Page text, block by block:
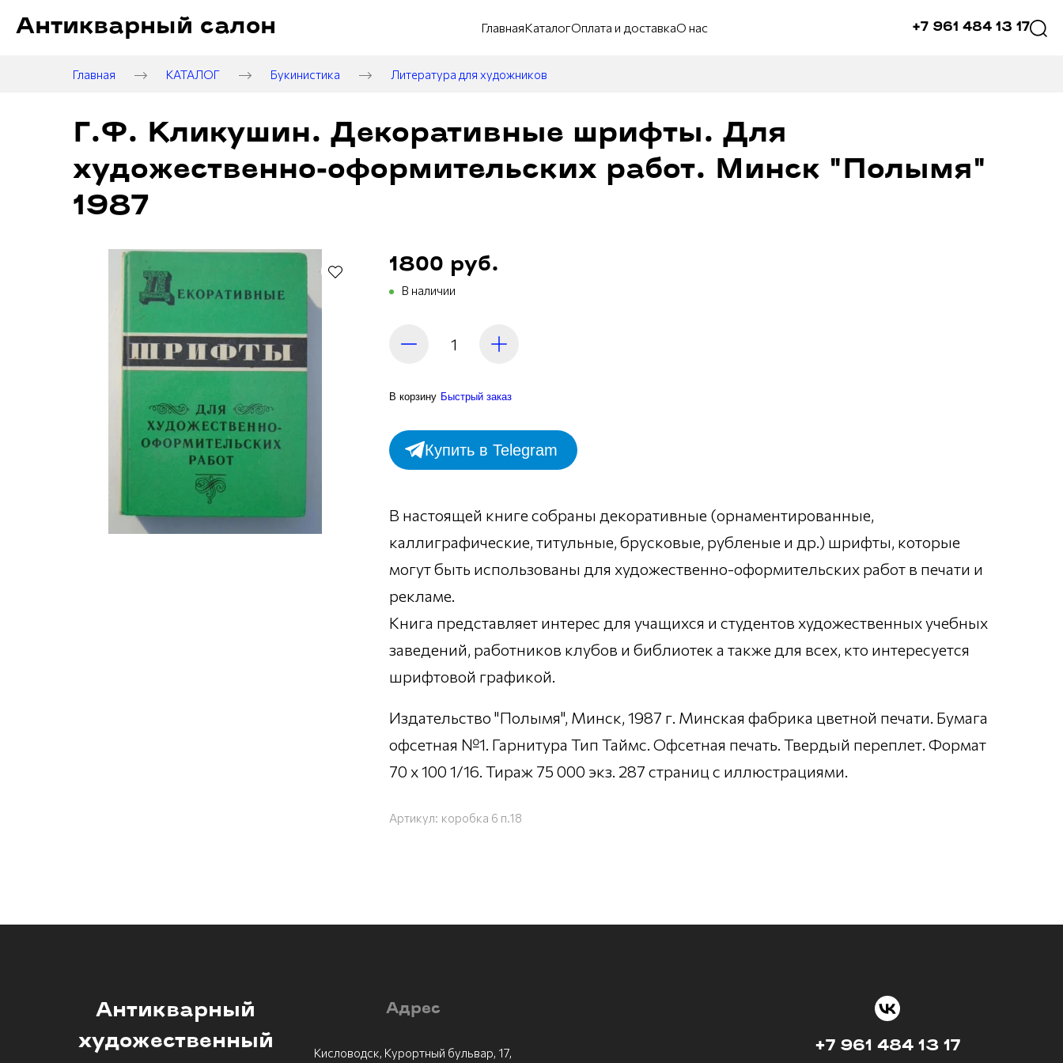
Антикварный салон ГлавнаяКаталогОплата и доставкаО нас +7 961 484 13 17
Главная КАТАЛОГ Букинистика Литература для художников
Г.Ф. Кликушин. Декоративные шрифты. Для
художественно-оформительских работ. Минск "Полымя"
1987
1800 руб.
В наличии
В корзину Быстрый заказ
Купить в Telegram
В настоящей книге собраны декоративные (орнаментированные,
каллиграфические, титульные, брусковые, рубленые и др.) шрифты, которые
могут быть использованы для художественно-оформительских работ в печати и
рекламе.
Книга представляет интерес для учащихся и студентов художественных учебных
заведений, работников клубов и библиотек а также для всех, кто интересуется
шрифтовой графикой.
Издательство "Полымя", Минск, 1987 г. Минская фабрика цветной печати. Бумага
офсетная №1. Гарнитура Тип Таймс. Офсетная печать. Твердый переплет. Формат
70 х 100 1/16. Тираж 75 000 экз. 287 страниц с иллюстрациями.
Артикул: коробка 6 п.18
Антикварный
художественный
Адрес
Кисловодск, Курортный бульвар, 17, +7 961 484 13 17